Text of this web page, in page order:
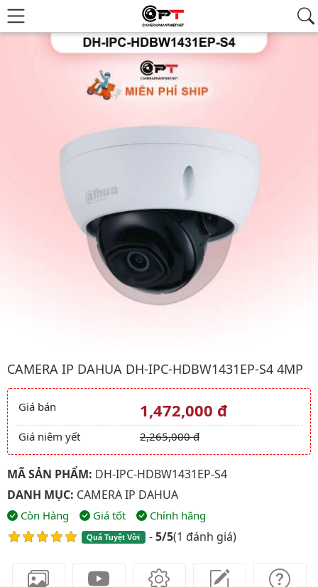
CAMERA IP DAHUA DH-IPC-HDBW1431EP-S4 4MP
Giá và khuyến mãi
Giá bán 1,472,000 đ
Giá niêm yết 2,265,000 đ
MÃ SẢN PHẨM: DH-IPC-HDBW1431EP-S4
DANH MỤC: CAMERA IP DAHUA
Còn Hàng Giá tốt Chính hãng
Quá Tuyệt Vời -5/5(1 đánh giá)